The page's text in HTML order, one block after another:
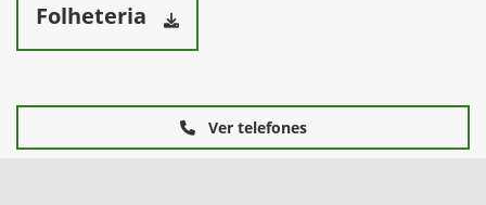
Folheteria
Ver telefones